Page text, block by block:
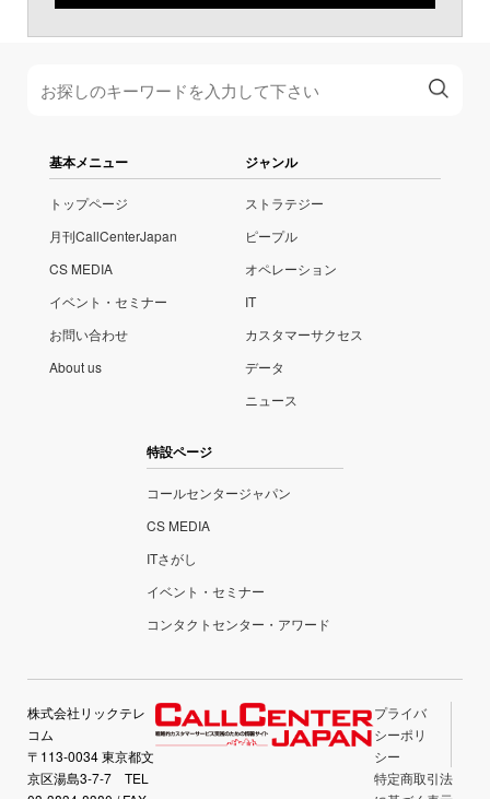
基本メニュー
トップページ
月刊CallCenterJapan
CS MEDIA
イベント・セミナー
お問い合わせ
About us
ジャンル
ストラテジー
ピープル
オペレーション
IT
カスタマーサクセス
データ
ニュース
特設ページ
コールセンタージャパン
CS MEDIA
ITさがし
イベント・セミナー
コンタクトセンター・アワード
株式会社リックテレ
コム
〒113-0034 東京都文
京区湯島3-7-7 TEL
プライバ
シーポリ
シー
特定商取引法